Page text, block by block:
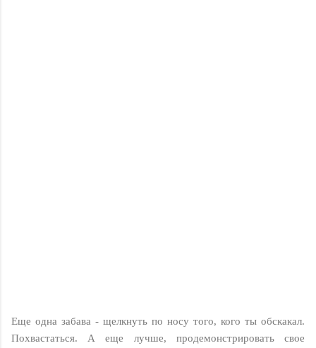
Еще одна забава - щелкнуть по носу того, кого ты обскакал.
Похвастаться. А еще лучше, продемонстрировать свое